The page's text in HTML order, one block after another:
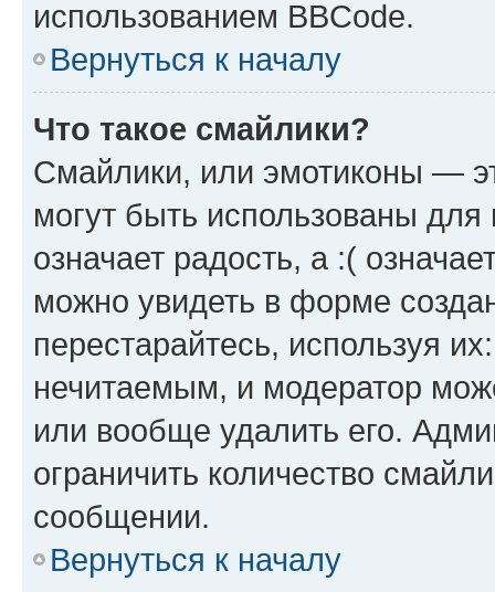
использованием BBCode.
Вернуться к началу
Что такое смайлики?
Смайлики, или эмотиконы —
могут быть использованы
означает радость, а :(
можно увидеть в форме
перестарайтесь, используя
нечитаемым, и модератор
или вообще удалить его.
ограничить количество
сообщении.
Вернуться к началу